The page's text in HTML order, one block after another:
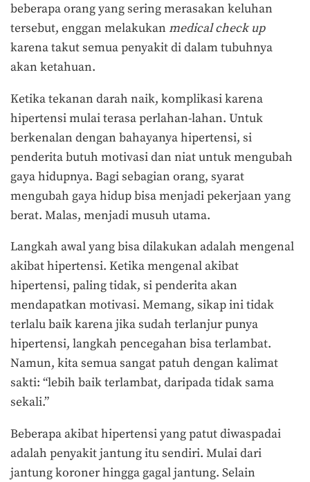
beberapa orang yang sering merasakan keluhan
tersebut, enggan melakukan medical check up
karena takut semua penyakit di dalam tubuhnya
akan ketahuan.
Ketika tekanan darah naik, komplikasi karena
hipertensi mulai terasa perlahan-lahan. Untuk
berkenalan dengan bahayanya hipertensi, si
penderita butuh motivasi dan niat untuk mengubah
gaya hidupnya. Bagi sebagian orang, syarat
mengubah gaya hidup bisa menjadi pekerjaan yang
berat. Malas, menjadi musuh utama.
Langkah awal yang bisa dilakukan adalah mengenal
akibat hipertensi. Ketika mengenal akibat
hipertensi, paling tidak, si penderita akan
mendapatkan motivasi. Memang, sikap ini tidak
terlalu baik karena jika sudah terlanjur punya
hipertensi, langkah pencegahan bisa terlambat.
Namun, kita semua sangat patuh dengan kalimat
sakti: “lebih baik terlambat, daripada tidak sama
sekali.”
Beberapa akibat hipertensi yang patut diwaspadai
adalah penyakit jantung itu sendiri. Mulai dari
jantung koroner hingga gagal jantung. Selain